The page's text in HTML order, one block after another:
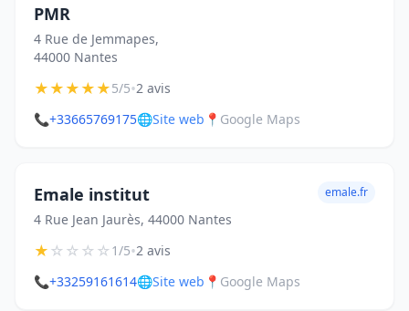
PMR
4 Rue de Jemmapes,
44000 Nantes
★★★★★5/5•2 avis
📞+33665769175🌐Site web 📍 Google Maps
Emale institut
4 Rue Jean Jaurès, 44000 Nantes
emale.fr
★☆☆☆☆1/5•2 avis
📞+33259161614🌐Site web 📍 Google Maps